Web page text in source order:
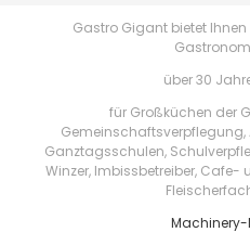
Gastro Gigant bietet
über 30
für Großküchen der
Gemeinschaftsverpflegung,
Ganztagsschulen,
Winzer, Imbissbetreiber, Cafe-
Machinery-